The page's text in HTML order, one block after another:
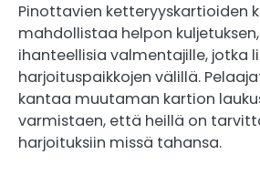
Pinottavien ketteryyskartioiden
mahdollistaa helpon
ihanteellisia valmentajille, jotka
harjoituspaikkojen välillä.
kantaa muutaman kartion
varmistaen, että heillä on
harjoituksiin missä tahansa.